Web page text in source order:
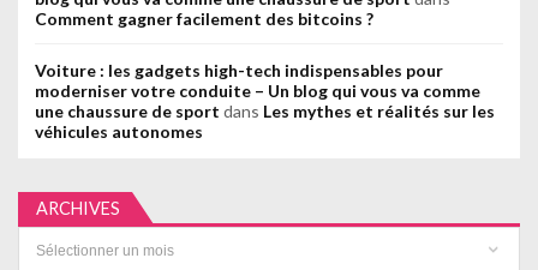
Comment gagner facilement des bitcoins ?
Voiture : les gadgets high-tech indispensables pour
moderniser votre conduite – Un blog qui vous va comme
une chaussure de sport dans Les mythes et réalités sur les
véhicules autonomes
ARCHIVES